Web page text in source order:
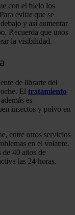
con el hielo los
evitar que se
y así aumentar
Recuerda que unos
la visibilidad.
de librarte del
El tratamiento
es
insectos y polvo en
entre otros servicios
en el volante.
de 40 años de
las 24 horas.